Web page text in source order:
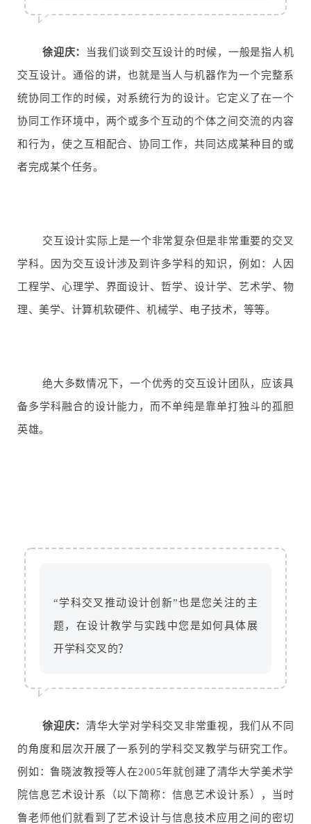
徐迎庆： 当我们谈到交互设计的时候，一般是指人机
交互设计。通俗的讲，也就是当人与机器作为一个完整系
统协同工作的时候，对系统行为的设计。它定义了在一个
协同工作环境中，两个或多个互动的个体之间交流的内容
和行为，使之互相配合、协同工作，共同达成某种目的或
者完成某个任务。
交互设计实际上是一个非常复杂但是非常重要的交叉
学科。因为交互设计涉及到许多学科的知识，例如：人因
工程学、心理学、界面设计、哲学、设计学、艺术学、物
理、美学、计算机软硬件、机械学、电子技术，等等。
绝大多数情况下，一个优秀的交互设计团队，应该具
备多学科融合的设计能力，而不单纯是靠单打独斗的孤胆
英雄。
“学科交叉推动设计创新”也是您关注的主
题，在设计教学与实践中您是如何具体展
开学科交叉的？
徐迎庆： 清华大学对学科交叉非常重视，我们从不同
的角度和层次开展了一系列的学科交叉教学与研究工作。
例如：鲁晓波教授等人在2005年就创建了清华大学美术学
院信息艺术设计系（以下简称：信息艺术设计系），当时
鲁老师他们就看到了艺术设计与信息技术应用之间的密切